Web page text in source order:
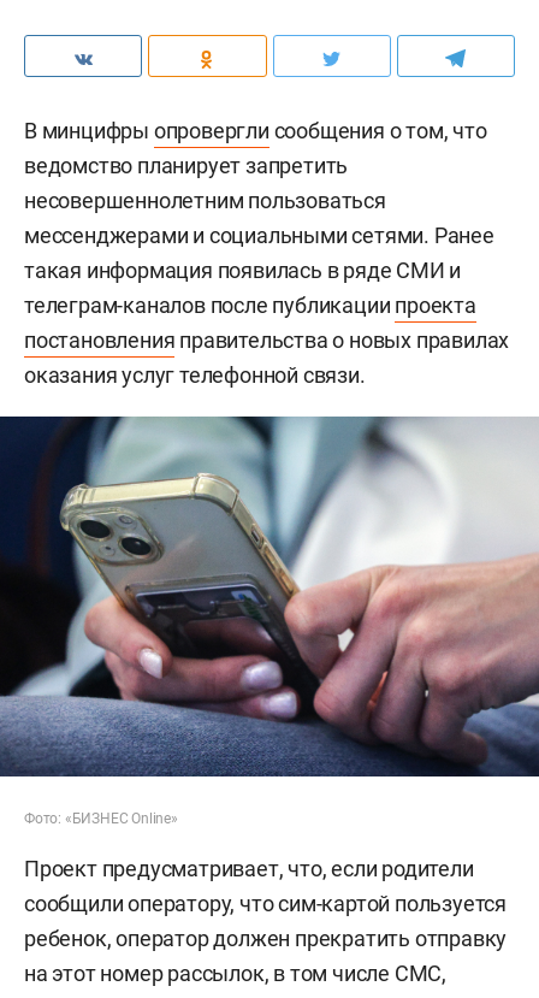
В минцифры опровергли сообщения о том, что
ведомство планирует запретить
несовершеннолетним пользоваться
мессенджерами и социальными сетями. Ранее
такая информация появилась в ряде СМИ и
телеграм-каналов после публикации проекта
постановления правительства о новых правилах
оказания услуг телефонной связи.
Фото: «БИЗНЕС Online»
Проект предусматривает, что, если родители
сообщили оператору, что сим-картой пользуется
ребенок, оператор должен прекратить отправку
на этот номер рассылок, в том числе СМС,